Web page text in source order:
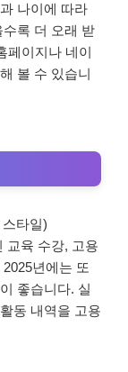
나이에 따라
록 더 오래 받
페이지나 네이
볼 수 있습니
교육 수강, 고용
년에는 또
좋습니다. 실
동 내역을 고용